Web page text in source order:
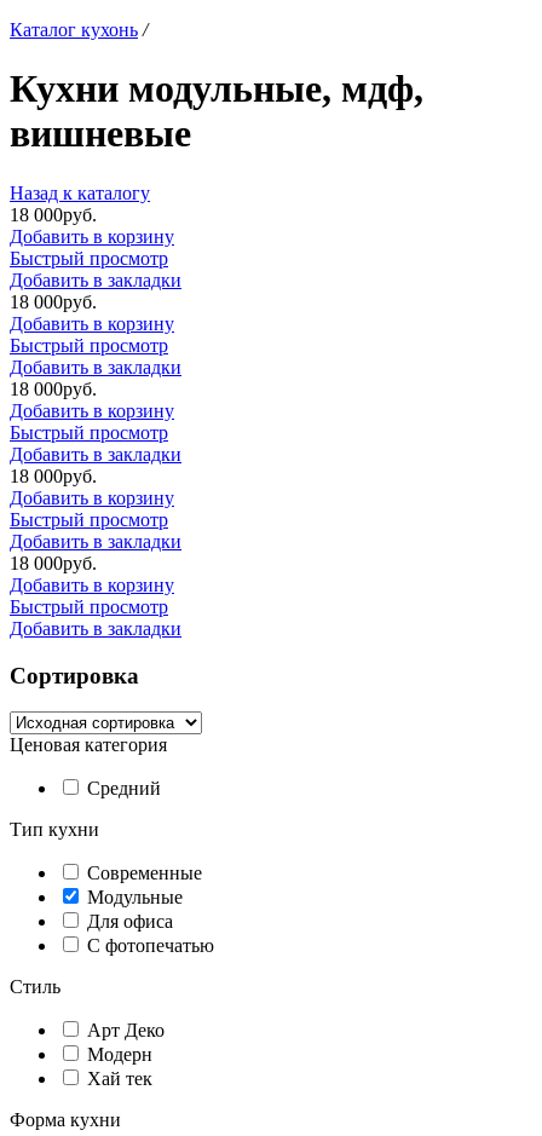
Каталог кухонь /
Кухни модульные, мдф,
вишневые
Назад к каталогу
18 000руб.
Добавить в корзину
Быстрый просмотр
Добавить в закладки
18 000руб.
Добавить в корзину
Быстрый просмотр
Добавить в закладки
18 000руб.
Добавить в корзину
Быстрый просмотр
Добавить в закладки
18 000руб.
Добавить в корзину
Быстрый просмотр
Добавить в закладки
18 000руб.
Добавить в корзину
Быстрый просмотр
Добавить в закладки
Сортировка
Ценовая категория
Средний
Тип кухни
Современные
Модульные
Для офиса
С фотопечатью
Стиль
Арт Деко
Модерн
Хай тек
Форма кухни